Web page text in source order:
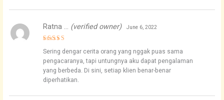
4
out of 5
Ratna … (verified owner) June 6, 2022
Sering dengar cerita orang yang nggak puas sama
pengacaranya, tapi untungnya aku dapat pengalaman
yang berbeda. Di sini, setiap klien benar-benar
diperhatikan.